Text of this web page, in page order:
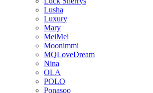
Lusha
Luxury
Mary
MeiMei
Moonimmi
MQLoveDream
Nina
OLA
POLO
Ponasoo